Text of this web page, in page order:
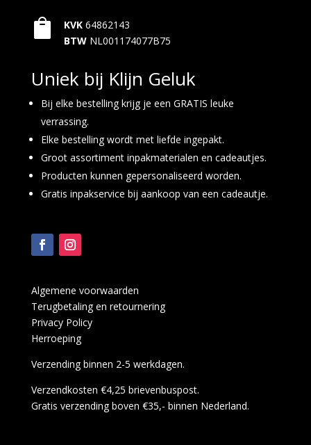
 KVK 64862143
BTW NL001174077B75
Uniek bij Klijn Geluk
Bij elke bestelling krijg je een GRATIS leuke
verrassing.
Elke bestelling wordt met liefde ingepakt.
Groot assortiment inpakmaterialen en cadeautjes.
Producten kunnen gepersonaliseerd worden.
Gratis inpakservice bij aankoop van een cadeautje.
Algemene voorwaarden
Terugbetaling en retournering
Privacy Policy
Herroeping
Verzending binnen 2-5 werkdagen.
Verzendkosten €4,25 brievenbuspost.
Gratis verzending boven €35,- binnen Nederland.